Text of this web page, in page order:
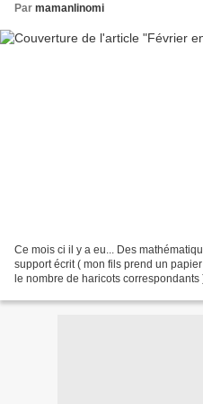
Par mamanlinomi
Ce mois ci il y a eu... Des
support écrit ( mon fils prend un
le nombre de haricots correspondants